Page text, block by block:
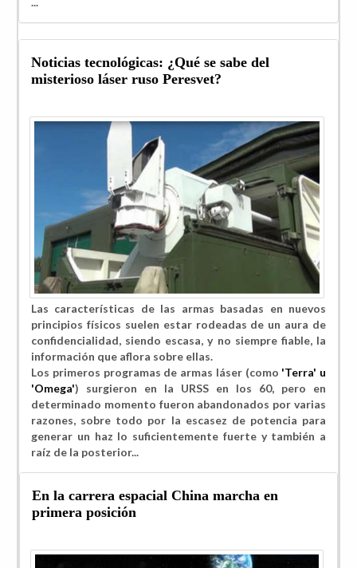
Noticias tecnológicas: ¿Qué se sabe del
misterioso láser ruso Peresvet?
Las características de las armas basadas en nuevos
principios físicos suelen estar rodeadas de un aura de
confidencialidad, siendo escasa, y no siempre fiable, la
información que aflora sobre ellas.
Los primeros programas de armas láser (como 'Terra' u
'Omega') surgieron en la URSS en los 60, pero en
determinado momento fueron abandonados por varias
razones, sobre todo por la escasez de potencia para
generar un haz lo suficientemente fuerte y también a
raíz de la posterior...
En la carrera espacial China marcha en
primera posición